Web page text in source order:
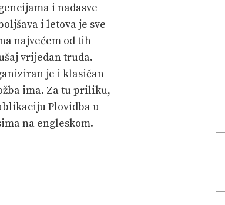
i nadasve
i letova je sve
najvećem od tih
vrijedan truda.
je i klasičan
ima. Za tu priliku,
Plovidba u
na engleskom.